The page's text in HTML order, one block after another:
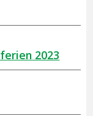
2023